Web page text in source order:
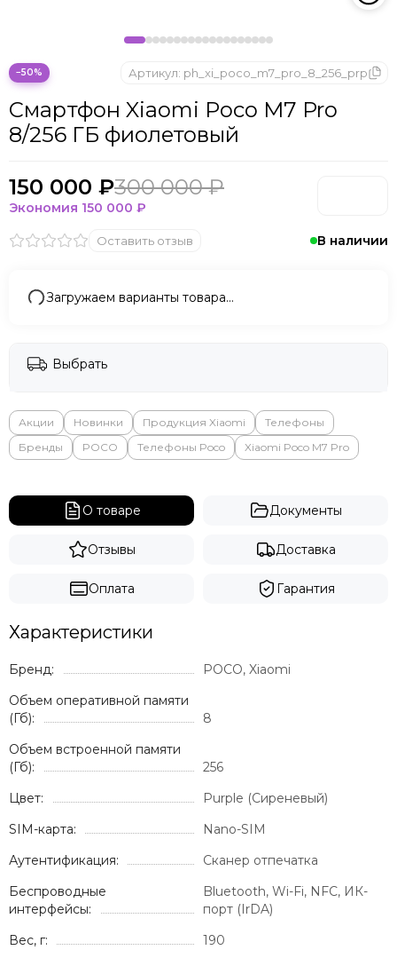
ONYX BOOX
Oukitel
Pico
POCO
Sony
Valve
Whoop
ZTE
−50%
В наличии
Смартфон Xiaomi Poco M7 Pro
8/256 ГБ фиолетовый
Артикул: ph_xi_poco_m7_pro_8_256_prp
Оставить отзыв
150 000 ₽300 000 ₽
Экономия 150 000 ₽
Загружаем варианты товара…
Выбрать
Акции Новинки Продукция Xiaomi
Телефоны
Бренды
POCO Телефоны Poco Xiaomi Poco M7 Pro
О товаре Документы
Отзывы Доставка
Оплата Гарантия
Характеристики
Бренд:
POCO, Xiaomi
Объем оперативной памяти
(Гб):
8
Объем встроенной памяти
(Гб):
256
Цвет:
Purple (Сиреневый)
SIM-карта:
Nano-SIM
Аутентификация:
Сканер отпечатка
Беспроводные
интерфейсы:
Bluetooth, Wi-Fi, NFC, ИК-
порт (IrDA)
Вес, г:
190